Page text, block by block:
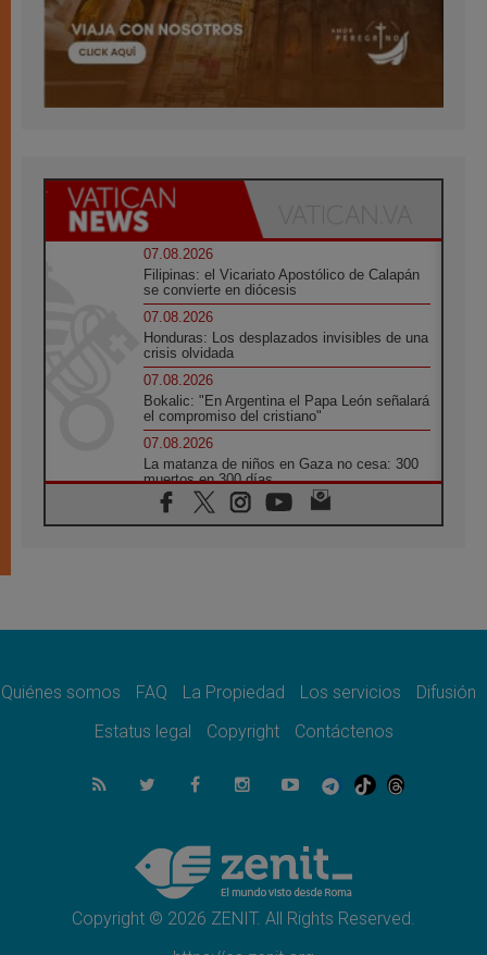
07.08.2026
Filipinas: el Vicariato Apostólico de Calapán
se convierte en diócesis
07.08.2026
Honduras: Los desplazados invisibles de una
crisis olvidada
07.08.2026
Bokalic: "En Argentina el Papa León señalará
el compromiso del cristiano"
07.08.2026
La matanza de niños en Gaza no cesa: 300
muertos en 300 días
07.08.2026
Tagle: La guerra desfigura el mundo, solo la
como misión al servicio del Evangelio
SIGNIS 2026, dar voz a las religiosas en el
07.08.2026
Lanzan un proyecto de empoderamiento
Programa oficial del Viaje Apostólico del
Papa León XIV a Francia
Quiénes somos FAQ La Propiedad Los servicios
Difusión
Estatus legal
Copyright Contáctenos
Copyright © 2026 ZENIT. All Rights Reserved.